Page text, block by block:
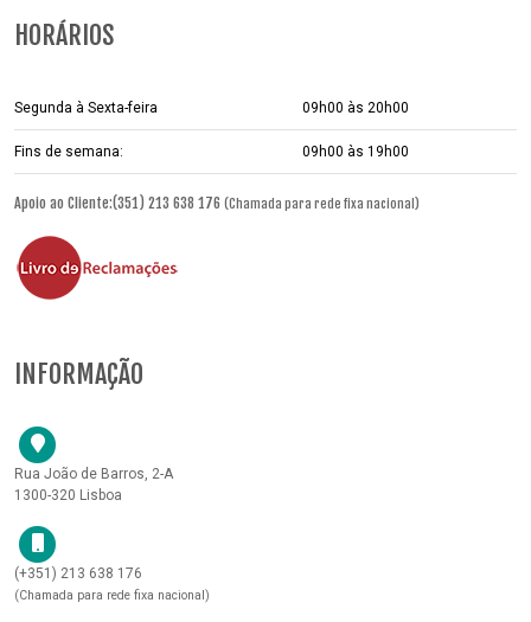
HORÁRIOS
Segunda à Sexta-feira 09h00 às 20h00
Fins de semana: 09h00 às 19h00
Apoio ao Cliente:(351) 213 638 176 (Chamada para rede fixa nacional)
INFORMAÇÃO
Rua João de Barros, 2-A
1300-320 Lisboa
(+351) 213 638 176
(Chamada para rede fixa nacional)